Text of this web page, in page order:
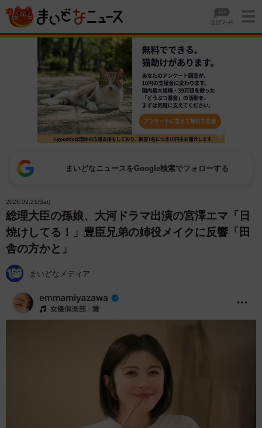
まいどなニュースをGoogle検索でフォローする
2026.02.21(Sat)
総理大臣の孫娘、大河ドラマ出演の宮澤エマ「日
焼けしてる！」豊臣兄弟の姉役メイクに反響「田
舎の方かと」
まいどなメディア